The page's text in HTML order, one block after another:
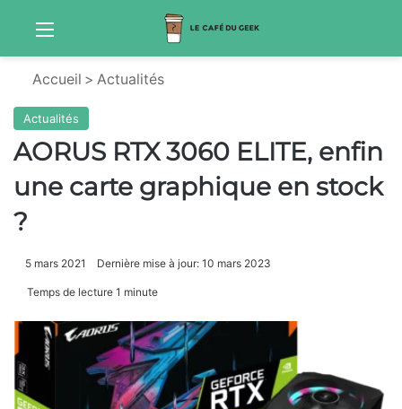
Menu
Accueil > Actualités
Actualités
AORUS RTX 3060 ELITE, enfin
une carte graphique en stock
?
5 mars 2021 Dernière mise à jour: 10 mars 2023
Temps de lecture 1 minute